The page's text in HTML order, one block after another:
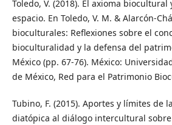
Toledo, V. (2018). El axioma
espacio. En Toledo, V. M. & Alarcón-
bioculturales: Reflexiones sobre el
bioculturalidad y la defensa del
México (pp. 67-76). México:
de México, Red para el Patrimonio
Tubino, F. (2015). Aportes y límites de
diatópica al diálogo intercultural